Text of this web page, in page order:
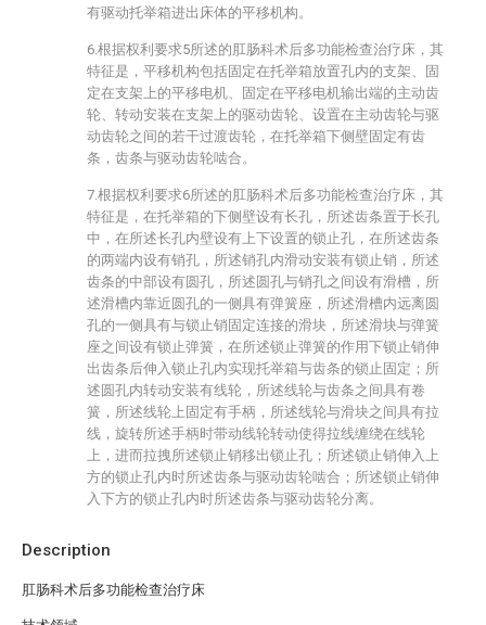
Description
肛肠科术后多功能检查治疗床
有驱动托举箱进出床体的平移机构。
6.根据权利要求5所述的肛肠科术后多功能检查治疗床，其
特征是，平移机构包括固定在托举箱放置孔内的支架、固
定在支架上的平移电机、固定在平移电机输出端的主动齿
轮、转动安装在支架上的驱动齿轮、设置在主动齿轮与驱
动齿轮之间的若干过渡齿轮，在托举箱下侧壁固定有齿
条，齿条与驱动齿轮啮合。
7.根据权利要求6所述的肛肠科术后多功能检查治疗床，其
特征是，在托举箱的下侧壁设有长孔，所述齿条置于长孔
中，在所述长孔内壁设有上下设置的锁止孔，在所述齿条
的两端内设有销孔，所述销孔内滑动安装有锁止销，所述
齿条的中部设有圆孔，所述圆孔与销孔之间设有滑槽，所
述滑槽内靠近圆孔的一侧具有弹簧座，所述滑槽内远离圆
孔的一侧具有与锁止销固定连接的滑块，所述滑块与弹簧
座之间设有锁止弹簧，在所述锁止弹簧的作用下锁止销伸
出齿条后伸入锁止孔内实现托举箱与齿条的锁止固定；所
述圆孔内转动安装有线轮，所述线轮与齿条之间具有卷
簧，所述线轮上固定有手柄，所述线轮与滑块之间具有拉
线，旋转所述手柄时带动线轮转动使得拉线缠绕在线轮
上，进而拉拽所述锁止销移出锁止孔；所述锁止销伸入上
方的锁止孔内时所述齿条与驱动齿轮啮合；所述锁止销伸
入下方的锁止孔内时所述齿条与驱动齿轮分离。